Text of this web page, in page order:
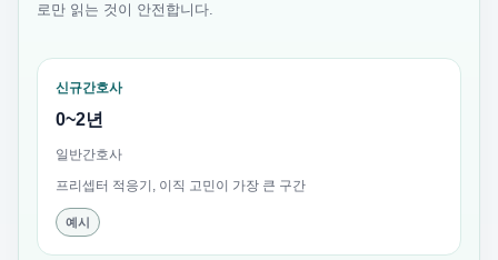
로만 읽는 것이 안전합니다.
신규간호사
0~2년
일반간호사
프리셉터 적응기, 이직 고민이 가장 큰 구간
예시